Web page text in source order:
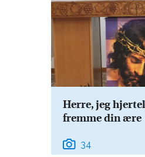
Herre, jeg
fremme din ære
34